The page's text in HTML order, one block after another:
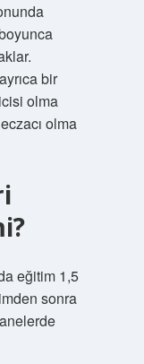
bir
olma
olma
eğitim 1,5
sonra